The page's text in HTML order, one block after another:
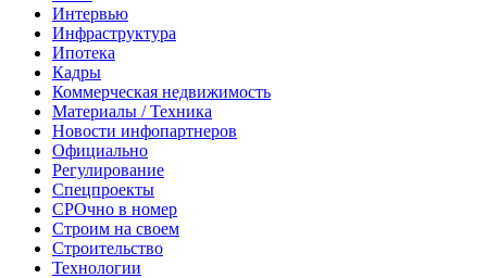
Интервью
Инфраструктура
Ипотека
Кадры
Коммерческая недвижимость
Материалы / Техника
Новости инфопартнеров
Официально
Регулирование
Спецпроекты
СРОчно в номер
Строим на своем
Строительство
Технологии